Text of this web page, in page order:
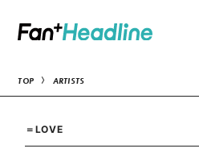
TOP ARTISTS
＝LOVE